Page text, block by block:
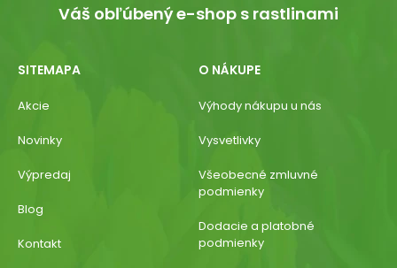
Váš obľúbený e-shop s rastlinami
SITEMAPA
Akcie
Novinky
Výpredaj
Blog
Kontakt
O NÁKUPE
Výhody nákupu u nás
Vysvetlivky
Všeobecné zmluvné
podmienky
Dodacie a platobné
podmienky